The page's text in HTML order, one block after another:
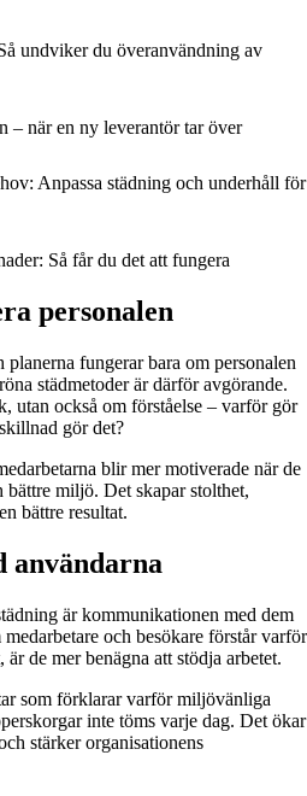
undviker du överanvändning av
– när en ny leverantör tar över
Anpassa städning och underhåll för
Så får du det att fungera
personalen
fungerar bara om personalen
städmetoder är därför avgörande.
utan också om förståelse – varför gör
gör det?
blir mer motiverade när de
bättre miljö. Det skapar stolthet,
bättre resultat.
användarna
är kommunikationen med dem
och besökare förstår varför
de mer benägna att stödja arbetet.
som förklarar varför miljövänliga
inte töms varje dag. Det ökar
stärker organisationens